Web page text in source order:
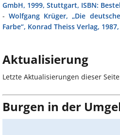
GmbH, 1999, Stuttgart, ISBN:
-Wolfgang Krüger, „Die
Farbe“, Konrad Theiss Verlag,
Aktualisierung
Letzte Aktualisierungen dieser
Burgen in der